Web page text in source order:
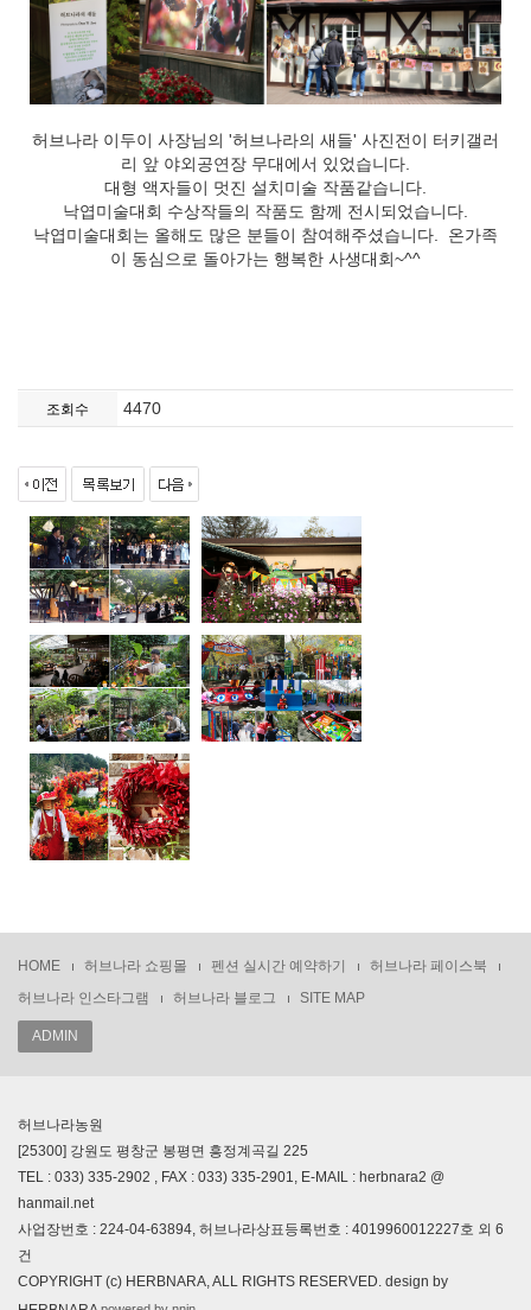
허브나라 이두이 사장님의 '허브나라의 새들' 사진전이 터키갤러
리 앞 야외공연장 무대에서 있었습니다.
대형 액자들이 멋진 설치미술 작품같습니다.
낙엽미술대회 수상작들의 작품도 함께 전시되었습니다.
낙엽미술대회는 올해도 많은 분들이 참여해주셨습니다. 온가족
이 동심으로 돌아가는 행복한 사생대회~^^
조회수 4470
HOME 허브나라 쇼핑몰 펜션 실시간 예약하기
허브나라 페이스북
허브나라 인스타그램
허브나라 블로그 SITE MAP
ADMIN
허브나라농원
[25300] 강원도 평창군 봉평면 흥정계곡길 225
TEL : 033) 335-2902 , FAX : 033) 335-2901, E-MAIL : herbnara2 @
hanmail.net
사업장번호 : 224-04-63894, 허브나라상표등록번호 : 4019960012227호 외 6
건
COPYRIGHT (c) HERBNARA, ALL RIGHTS RESERVED. design by